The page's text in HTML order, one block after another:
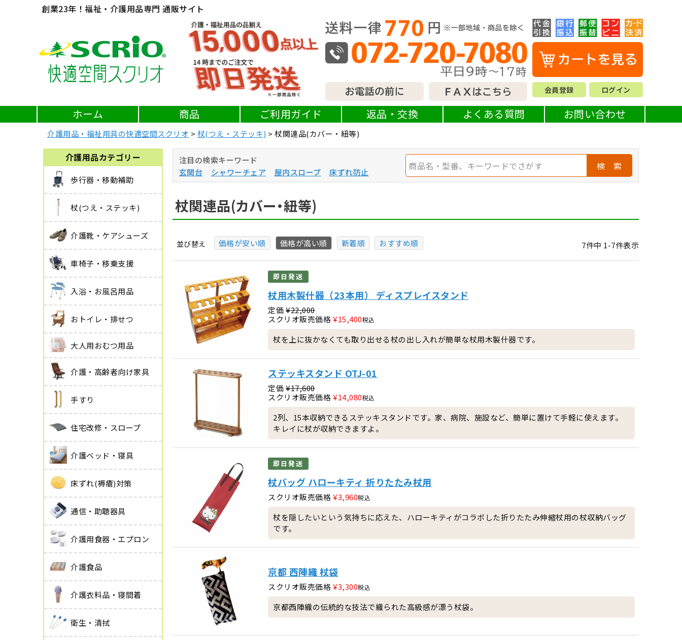
創業23年！福祉・介護用品専門 通販サイト
会員登録 ログイン
ホーム 商品 ご利用ガイド 返品・交換 よくある質問 お問い合わせ
介護用品・福祉用具の快適空間スクリオ 杖(つえ・ステッキ) 杖関連品(カバー・紐等)
介護用品カテゴリー
歩行器・移動補助
杖(つえ・ステッキ)
介護靴・ケアシューズ
車椅子・移乗支援
入浴・お風呂用品
おトイレ・排せつ
大人用おむつ用品
介護・高齢者向け家具
手すり
住宅改修・スロープ
介護ベッド・寝具
床ずれ(褥瘡)対策
通信・助聴器具
介護用食器・エプロン
介護食品
介護衣料品・寝間着
衛生・清拭
注目の検索キーワード
玄関台
シャワーチェア 屋内スロープ 床ずれ防止
検 索
杖関連品(カバー・紐等)
並び替え 価格が安い順 価格が高い順 新着順 おすすめ順 7件中 1-7件表示
即日発送
杖用木製什器（23本用） ディスプレイスタンド
定価 ¥22,000
スクリオ販売価格 ¥15,400税込
杖を上に抜かなくても取り出せる杖の出し入れが簡単な杖用木製什器です。
ステッキスタンド OTJ-01
定価 ¥17,600
スクリオ販売価格 ¥14,080税込
2列、15本収納できるステッキスタンドです。家、病院、施設など、簡単に置けて手軽に使えます。
キレイに杖が収納できますよ。
即日発送
杖バッグ ハローキティ 折りたたみ杖用
スクリオ販売価格 ¥3,960税込
杖を隠したいという気持ちに応えた、ハローキティがコラボした折りたたみ伸縮杖用の杖収納バッグ
です。
京都 西陣織 杖袋
スクリオ販売価格 ¥3,300税込
京都西陣織の伝統的な技法で織られた高級感が漂う杖袋。